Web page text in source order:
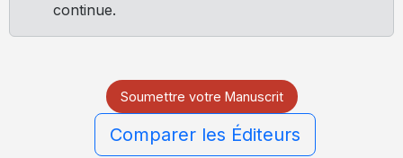
continue.
Soumettre votre Manuscrit
Comparer les Éditeurs